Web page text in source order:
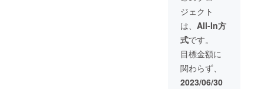
本
体
PVC-
U、エア
コッ
ク 真
鍮製
（表
面：
ジェクト
は、 All-In方
式です。
目標金額に
関わらず、
2023/06/30